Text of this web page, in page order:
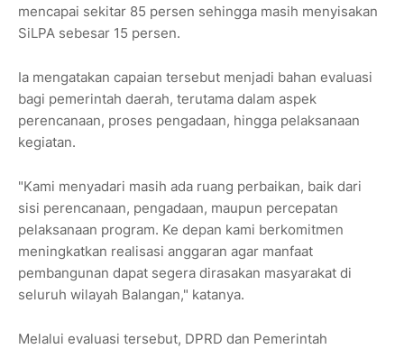
mencapai sekitar 85 persen sehingga masih menyisakan
SiLPA sebesar 15 persen.
Ia mengatakan capaian tersebut menjadi bahan evaluasi
bagi pemerintah daerah, terutama dalam aspek
perencanaan, proses pengadaan, hingga pelaksanaan
kegiatan.
"Kami menyadari masih ada ruang perbaikan, baik dari
sisi perencanaan, pengadaan, maupun percepatan
pelaksanaan program. Ke depan kami berkomitmen
meningkatkan realisasi anggaran agar manfaat
pembangunan dapat segera dirasakan masyarakat di
seluruh wilayah Balangan," katanya.
Melalui evaluasi tersebut, DPRD dan Pemerintah